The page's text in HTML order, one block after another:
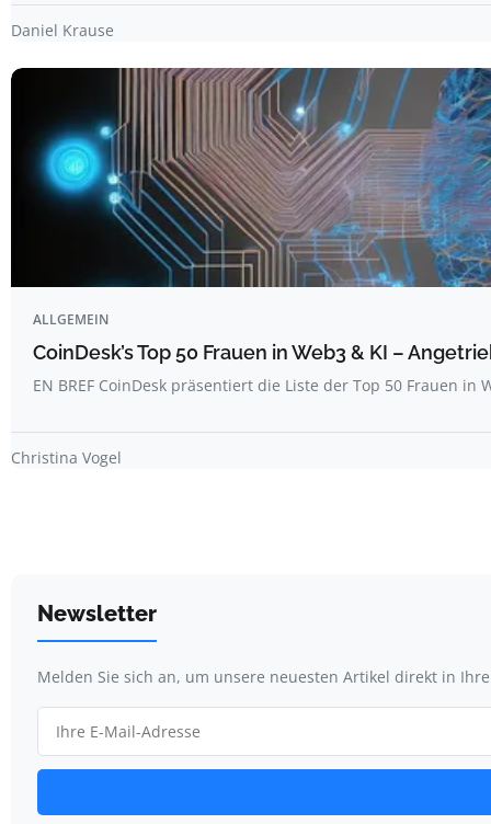
Daniel Krause
ALLGEMEIN
CoinDesk’s Top 50 Frauen in Web3 & KI –
EN BREF CoinDesk präsentiert die Liste der Top 50 Frauen in
Christina Vogel
Newsletter
Melden Sie sich an, um unsere neuesten Artikel direkt in